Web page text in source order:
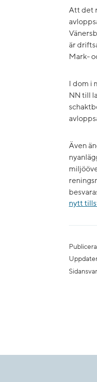
Att det
är
Mark-
I dom i
NN till
Även
nytt